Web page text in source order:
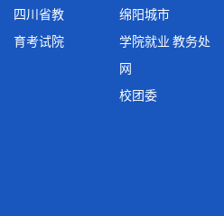
四川省教
育考试院
绵阳城市
学院就业
网
教务处
校团委